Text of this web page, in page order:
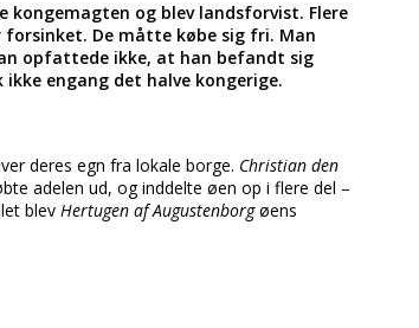
kongemagten og blev landsforvist. Flere
forsinket. De måtte købe sig fri. Man
opfattede ikke, at han befandt sig
ikke engang det halve kongerige.
deres egn fra lokale borge. Christian den
adelen ud, og inddelte øen op i flere del –
blev Hertugen af Augustenborgøens